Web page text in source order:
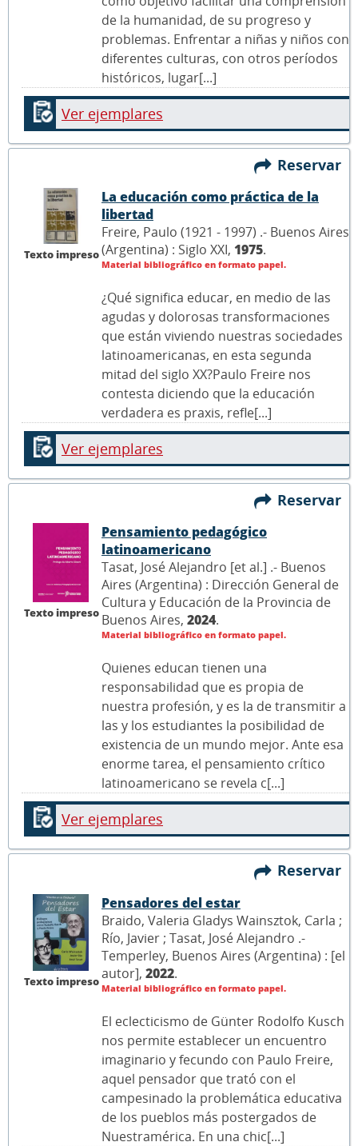
de la humanidad, de su progreso y
problemas. Enfrentar a niñas y niños con
diferentes culturas, con otros períodos
históricos, lugar[...]
Ver ejemplares
Reservar
Texto impreso
La educación como práctica de la
libertad
Freire, Paulo (1921 - 1997) .- Buenos Aires
(Argentina) : Siglo XXI, 1975.
Material bibliográfico en formato papel.
¿Qué significa educar, en medio de las
agudas y dolorosas transformaciones
que están viviendo nuestras sociedades
latinoamericanas, en esta segunda
mitad del siglo XX?Paulo Freire nos
contesta diciendo que la educación
verdadera es praxis, refle[...]
Ver ejemplares
Reservar
Texto impreso
Pensamiento pedagógico
latinoamericano
Tasat, José Alejandro [et al.] .- Buenos
Aires (Argentina) : Dirección General de
Cultura y Educación de la Provincia de
Buenos Aires, 2024.
Material bibliográfico en formato papel.
Quienes educan tienen una
responsabilidad que es propia de
nuestra profesión, y es la de transmitir a
las y los estudiantes la posibilidad de
existencia de un mundo mejor. Ante esa
enorme tarea, el pensamiento crítico
latinoamericano se revela c[...]
Ver ejemplares
Reservar
Texto impreso
Pensadores del estar
Braido, Valeria Gladys Wainsztok, Carla ;
Río, Javier ; Tasat, José Alejandro .-
Temperley, Buenos Aires (Argentina) : [el
autor], 2022.
Material bibliográfico en formato papel.
El eclecticismo de Günter Rodolfo Kusch
nos permite establecer un encuentro
imaginario y fecundo con Paulo Freire,
aquel pensador que trató con el
campesinado la problemática educativa
de los pueblos más postergados de
Nuestramérica. En una chic[...]